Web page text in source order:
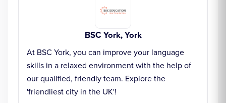
BSC York, York
At BSC York, you can improve your language
skills in a relaxed environment with the help of
our qualified, friendly team. Explore the
'friendliest city in the UK'!